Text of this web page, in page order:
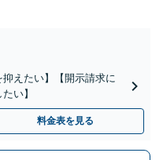
抑えたい】【開示請求に
い】
料金表を見る